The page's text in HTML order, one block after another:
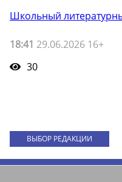
Школьный
18:41 29.06.2026 16+
30
ВЫБОР РЕДАКЦИИ